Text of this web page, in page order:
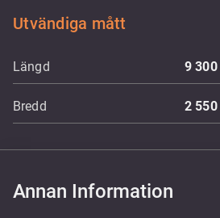
Utvändiga mått
Längd 9 300
Bredd 2 550
Annan Information